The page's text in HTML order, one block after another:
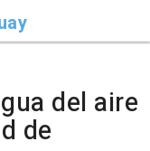
del aire
de